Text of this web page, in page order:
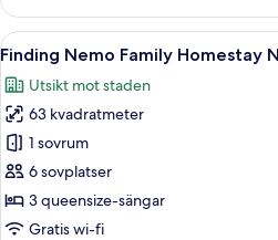
Chan
Themed
Loft
Apartment
Öppna
alla
foton
för
Finding
Nemo
Family
Homestay
27
Finding Nemo Family Homestay
Utsikt mot staden
63 kvadratmeter
1 sovrum
6 sovplatser
3 queensize-sängar
Gratis wi-fi